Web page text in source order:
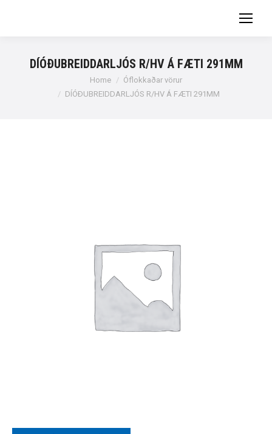
DÍÓÐUBREIDDARLJÓS R/HV Á FÆTI 291MM
Home
Óflokkaðar vörur
DÍÓÐUBREIDDARLJÓS R/HV Á FÆTI 291MM